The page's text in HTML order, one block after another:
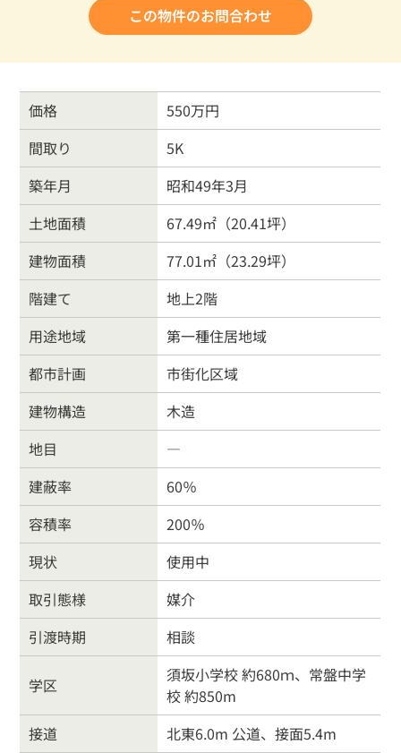
この物件のお問合わせ
価格
550万円
間取り
5K
築年月
昭和49年3月
土地面積
67.49㎡（20.41坪）
建物面積
77.01㎡（23.29坪）
階建て
地上2階
用途地域
第一種住居地域
都市計画
市街化区域
建物構造
木造
地目
―
建蔽率
60％
容積率
200％
現状
使用中
取引態様
媒介
引渡時期
相談
学区
須坂小学校 約680ｍ、常盤中学
校 約850m
接道
北東6.0m 公道、接面5.4m